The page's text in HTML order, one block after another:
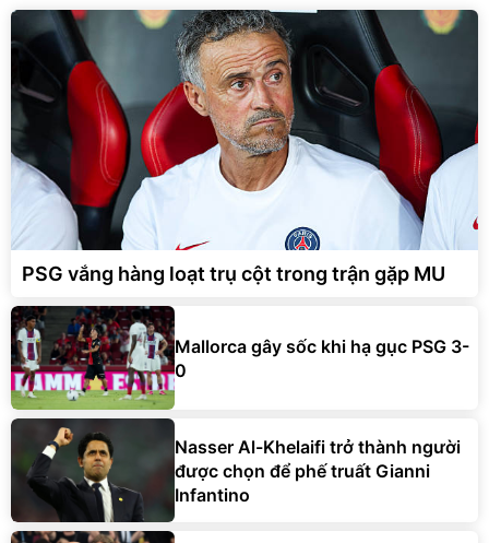
PSG vắng hàng loạt trụ cột trong trận gặp MU
Mallorca gây sốc khi hạ gục PSG 3-
0
Nasser Al-Khelaifi trở thành người
được chọn để phế truất Gianni
Infantino